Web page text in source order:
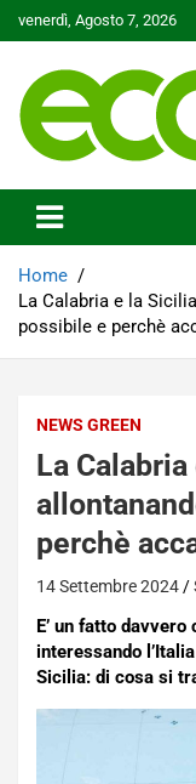
to
venerdì, Agosto 7, 2026
Ecoo.it
Home
La Calabria e la
possibile e perchè
NEWS GREEN
La
perchè
14 Settembre 2024
E’ un fatto
interessando
Sicilia: di cosa si